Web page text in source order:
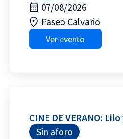
07/08/2026
Paseo Calvario
Ver evento
CINE DE VERANO:
Sin aforo